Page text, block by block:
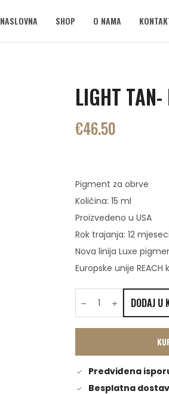
NASLOVNA SHOP O NAMA
LIGHT
€46.50
Pigment za obrve
Količina: 15 ml
Proizvedeno u USA
Rok trajanja: 12
Nova linija Luxe
Europske unije
DODAJ U
Predviđena
Besplatna